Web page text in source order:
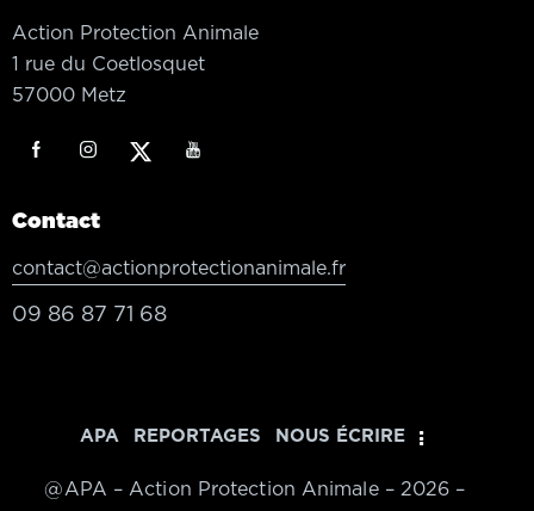
Action Protection Animale
1 rue du Coetlosquet
57000 Metz
Contact
contact@actionprotectionanimale.fr
09 86 87 71 68
APA REPORTAGES NOUS ÉCRIRE
@APA – Action Protection Animale – 2026 –